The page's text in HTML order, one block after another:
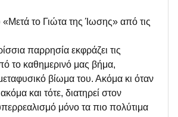
το Γιώτα της Ίωσης» από τις
παρρησία εκφράζει τις
το καθημερινό μας βήμα,
βίωμα του. Ακόμα κι όταν
και τότε, διατηρεί στον
μόνο τα πιο πολύτιμα